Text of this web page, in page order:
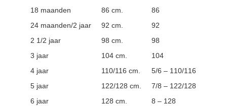
18 maanden
86 cm.
86
24 maanden/2 jaar
92 cm.
92
2 1/2 jaar
98 cm.
98
3 jaar
104 cm.
104
4 jaar
110/116 cm.
5/6 – 110/116
5 jaar
122/128 cm.
7/8 – 122/128
6 jaar
128 cm.
8 – 128